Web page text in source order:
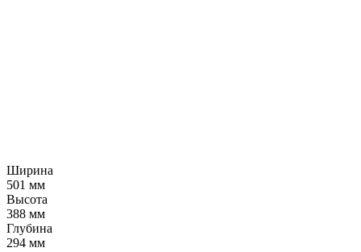
Ширина
501 мм
Высота
388 мм
Глубина
294 мм